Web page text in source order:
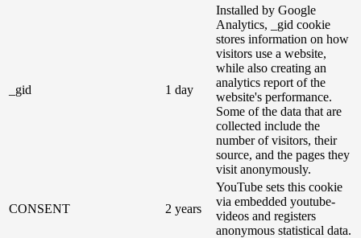
_gid 1 day
Installed by Google
Analytics, _gid cookie
stores information on how
visitors use a website,
while also creating an
analytics report of the
website's performance.
Some of the data that are
collected include the
number of visitors, their
source, and the pages they
visit anonymously.
CONSENT 2 years
YouTube sets this cookie
via embedded youtube-
videos and registers
anonymous statistical data.